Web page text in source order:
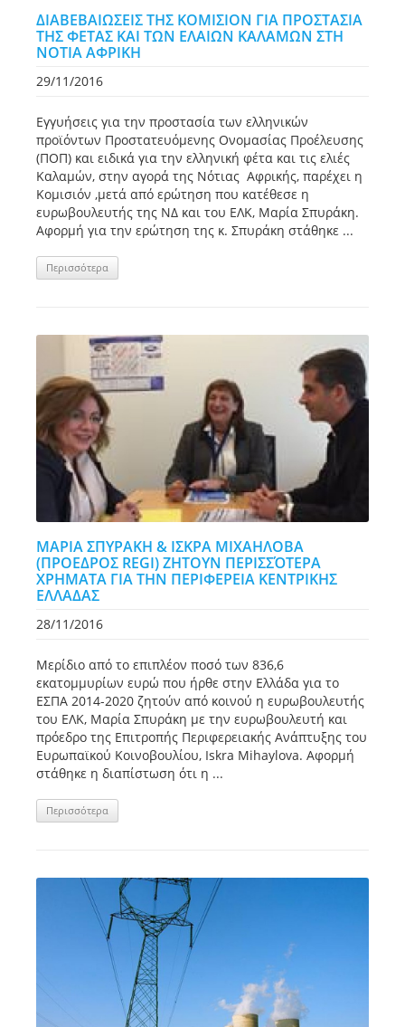
ΔΙΑΒΕΒΑΙΩΣΕΙΣ ΤΗΣ ΚΟΜΙΣΙΟΝ ΓΙΑ ΠΡΟΣΤΑΣΙΑ
ΤΗΣ ΦΕΤΑΣ ΚΑΙ ΤΩΝ ΕΛΑΙΩΝ ΚΑΛΑΜΩΝ ΣΤΗ
ΝΟΤΙΑ ΑΦΡΙΚΗ
29/11/2016
Εγγυήσεις για την προστασία των ελληνικών
προϊόντων Προστατευόμενης Ονομασίας Προέλευσης
(ΠΟΠ) και ειδικά για την ελληνική φέτα και τις ελιές
Καλαμών, στην αγορά της Νότιας Αφρικής, παρέχει η
Κομισιόν ,μετά από ερώτηση που κατέθεσε η
ευρωβουλευτής της ΝΔ και του ΕΛΚ, Μαρία Σπυράκη.
Αφορμή για την ερώτηση της κ. Σπυράκη στάθηκε ...
Περισσότερα
ΜΑΡΙΑ ΣΠΥΡΑΚΗ & ΙΣΚΡΑ ΜΙΧΑΗΛΟΒΑ
(ΠΡΟΕΔΡΟΣ REGI) ZHTOYN ΠΕΡΙΣΣΌΤΕΡΑ
ΧΡΗΜΑΤΑ ΓΙΑ ΤΗΝ ΠΕΡΙΦΕΡΕΙΑ ΚΕΝΤΡΙΚΗΣ
ΕΛΛΑΔΑΣ
28/11/2016
Μερίδιο από το επιπλέον ποσό των 836,6
εκατομμυρίων ευρώ που ήρθε στην Ελλάδα για το
ΕΣΠΑ 2014-2020 ζητούν από κοινού η ευρωβουλευτής
του ΕΛΚ, Μαρία Σπυράκη με την ευρωβουλευτή και
πρόεδρο της Επιτροπής Περιφερειακής Ανάπτυξης του
Ευρωπαϊκού Κοινοβουλίου, Iskra Mihaylova. Αφορμή
στάθηκε η διαπίστωση ότι η ...
Περισσότερα